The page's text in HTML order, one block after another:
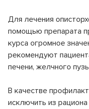
Для лечения
помощью препарата
курса огромное
рекомендуют
печени, желчного
В качестве
исключить из
Стационарное лечение
Как сообщить об